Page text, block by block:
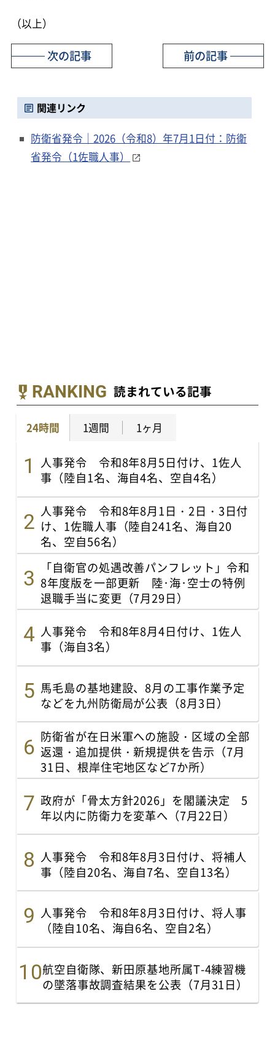
（以上）
前の記事
次の記事
関連リンク
防衛省発令｜2026（令和8）年7月1日付：防衛
省発令（1佐職人事）
RANKING 読まれている記事
24時間 1週間 1ヶ月
人事発令 令和8年8月5日付け、1佐人
事（陸自1名、海自4名、空自4名）
人事発令 令和8年8月1日・2日・3日付
け、1佐職人事（陸自241名、海自20
名、空自56名）
「自衛官の処遇改善パンフレット」令和
8年度版を一部更新 陸･海･空士の特例
退職手当に変更（7月29日）
人事発令 令和8年8月4日付け、1佐人
事（海自3名）
馬毛島の基地建設、8月の工事作業予定
などを九州防衛局が公表（8月3日）
防衛省が在日米軍への施設・区域の全部
返還・追加提供・新規提供を告示（7月
31日、根岸住宅地区など7か所）
政府が「骨太方針2026」を閣議決定 5
年以内に防衛力を変革へ（7月22日）
人事発令 令和8年8月3日付け、将補人
事（陸自20名、海自7名、空自13名）
人事発令 令和8年8月3日付け、将人事
（陸自10名、海自6名、空自2名）
航空自衛隊、新田原基地所属T-4練習機
の墜落事故調査結果を公表（7月31日）